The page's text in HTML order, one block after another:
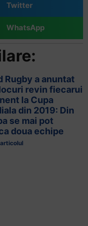
Twitter
WhatsApp
Rugby a anuntat
revin fiecarui
la Cupa
din 2019: Din
se mai pot
doua echipe